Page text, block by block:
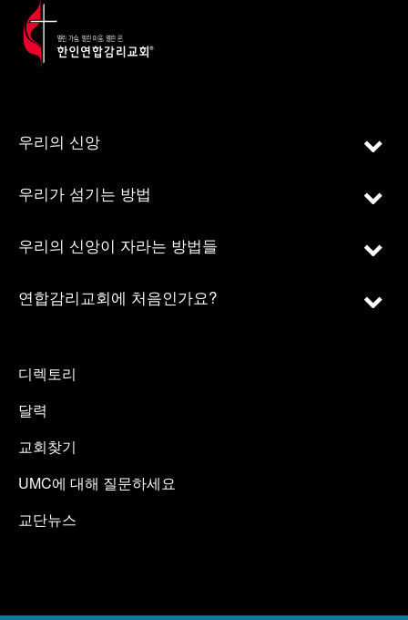
우리의 신앙
우리가 섬기는 방법
우리의 신앙이 자라는 방법들
연합감리교회에 처음인가요?
디렉토리
달력
교회찾기
UMC에 대해 질문하세요
교단뉴스